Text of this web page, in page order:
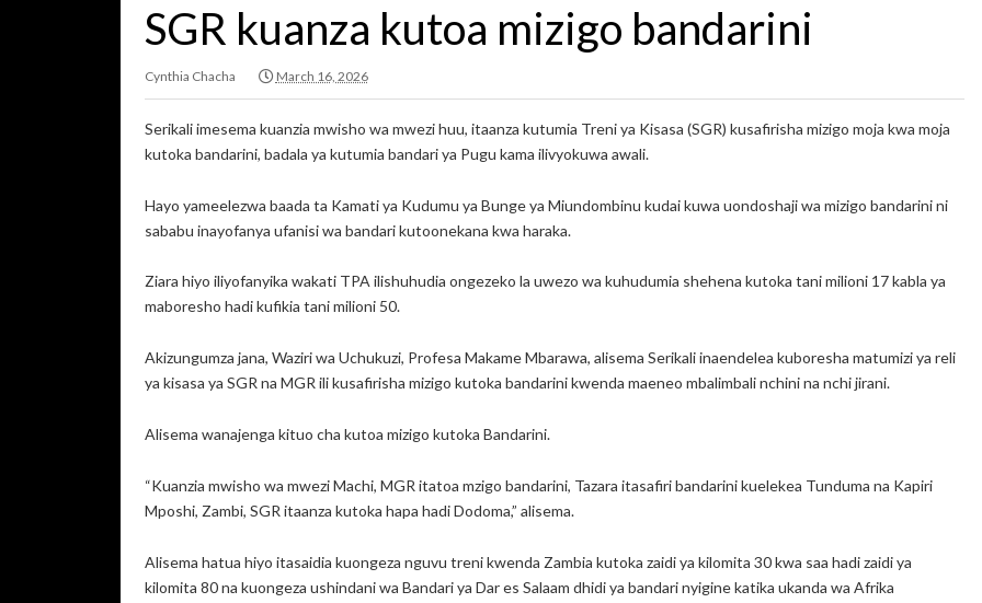
SGR kuanza kutoa mizigo bandarini
Cynthia Chacha March 16, 2026
Serikali imesema kuanzia mwisho wa mwezi huu, itaanza kutumia Treni ya Kisasa (SGR) kusafirisha mizigo moja kwa moja
kutoka bandarini, badala ya kutumia bandari ya Pugu kama ilivyokuwa awali.
Hayo yameelezwa baada ta Kamati ya Kudumu ya Bunge ya Miundombinu kudai kuwa uondoshaji wa mizigo bandarini ni
sababu inayofanya ufanisi wa bandari kutoonekana kwa haraka.
Ziara hiyo iliyofanyika wakati TPA ilishuhudia ongezeko la uwezo wa kuhudumia shehena kutoka tani milioni 17 kabla ya
maboresho hadi kufikia tani milioni 50.
Akizungumza jana, Waziri wa Uchukuzi, Profesa Makame Mbarawa, alisema Serikali inaendelea kuboresha matumizi ya reli
ya kisasa ya SGR na MGR ili kusafirisha mizigo kutoka bandarini kwenda maeneo mbalimbali nchini na nchi jirani.
Alisema wanajenga kituo cha kutoa mizigo kutoka Bandarini.
“Kuanzia mwisho wa mwezi Machi, MGR itatoa mzigo bandarini, Tazara itasafiri bandarini kuelekea Tunduma na Kapiri
Mposhi, Zambi, SGR itaanza kutoka hapa hadi Dodoma,” alisema.
Alisema hatua hiyo itasaidia kuongeza nguvu treni kwenda Zambia kutoka zaidi ya kilomita 30 kwa saa hadi zaidi ya
kilomita 80 na kuongeza ushindani wa Bandari ya Dar es Salaam dhidi ya bandari nyigine katika ukanda wa Afrika